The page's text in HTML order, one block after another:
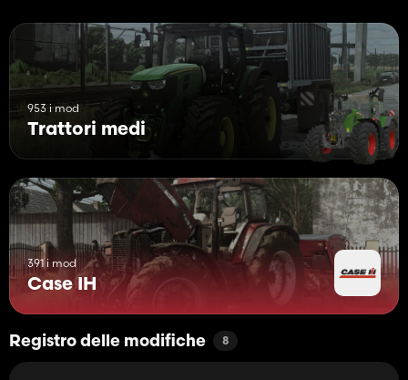
953 i mod
Trattori medi
391 i mod
Case IH
Registro delle modifiche 8